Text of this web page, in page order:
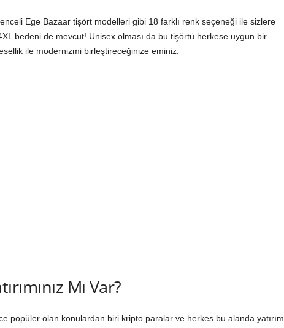
Ege Bazaar tişört modelleri gibi 18 farklı renk seçeneği ile sizlere
bedeni de mevcut! Unisex olması da bu tişörtü herkese uygun bir
ile modernizmi birleştireceğinize eminiz.
Mı Var?
popüler olan konulardan biri kripto paralar ve herkes bu alanda yatırım